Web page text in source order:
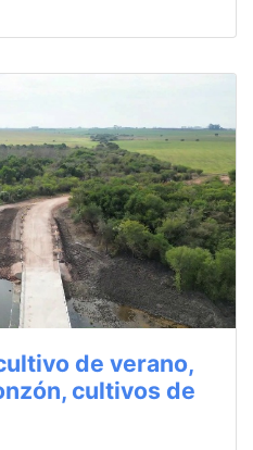
de verano,
cultivos de